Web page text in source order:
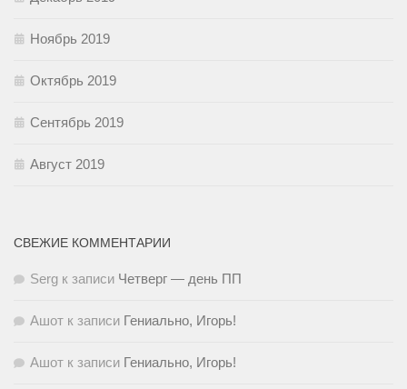
Ноябрь 2019
Октябрь 2019
Сентябрь 2019
Август 2019
СВЕЖИЕ КОММЕНТАРИИ
Serg к записи Четверг — день ПП
Ашот к записи Гениально, Игорь!
Ашот к записи Гениально, Игорь!